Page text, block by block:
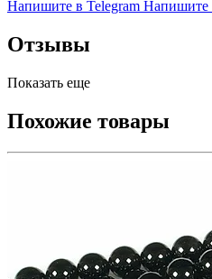
Напишите в Telegram Напишите
Отзывы
Показать еще
Похожие товары